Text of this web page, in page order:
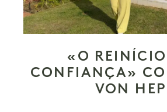
«O
CONFIANÇA»
VON HEP